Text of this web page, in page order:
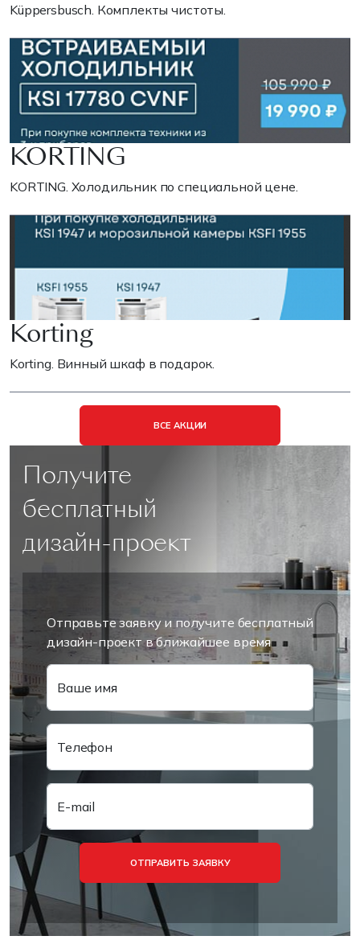
Küppersbusch. Комплекты чистоты.
KORTING
KORTING. Холодильник по специальной цене.
Korting
Korting. Винный шкаф в подарок.
ВСЕ АКЦИИ
Получите
бесплатный
дизайн-проект
Отправьте заявку и получите бесплатный
дизайн-проект в ближайшее время
Ваше имя
Телефон
E-mail
ОТПРАВИТЬ ЗАЯВКУ